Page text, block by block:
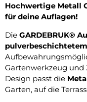
Hochwertige Metall
für deine Auflagen!
Die GARDEBRUK®
Gartenwerkzeug
Design passt die
Garten, auf die